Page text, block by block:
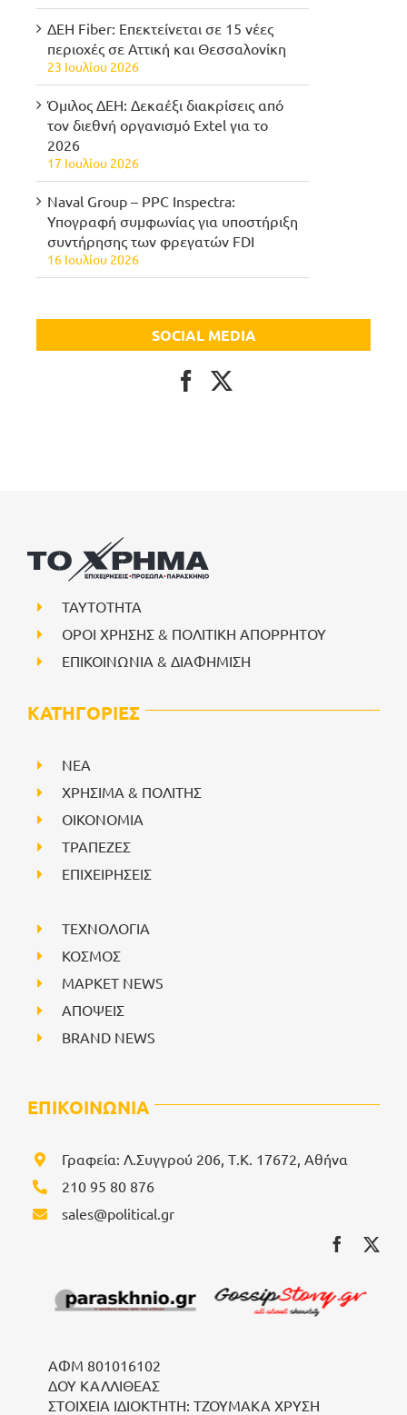
ΔΕΗ Fiber: Επεκτείνεται σε 15 νέες
περιοχές σε Αττική και Θεσσαλονίκη
23 Ιουλίου 2026
Όμιλος ΔΕΗ: Δεκαέξι διακρίσεις από
τον διεθνή οργανισμό Extel για το
2026
17 Ιουλίου 2026
Naval Group – PPC Inspectra:
Υπογραφή συμφωνίας για υποστήριξη
συντήρησης των φρεγατών FDI
16 Ιουλίου 2026
SOCIAL MEDIA
ΤΑΥΤΟΤΗΤΑ
ΟΡΟΙ ΧΡΗΣΗΣ & ΠΟΛΙΤΙΚΗ ΑΠΟΡΡΗΤΟΥ
ΕΠΙΚΟΙΝΩΝΙΑ & ΔΙΑΦΗΜΙΣΗ
ΚΑΤΗΓΟΡΙΕΣ
NEA
ΧΡΗΣΙΜΑ & ΠΟΛΙΤΗΣ
ΟΙΚΟΝΟΜΙΑ
ΤΡΑΠΕΖΕΣ
ΕΠΙΧΕΙΡΗΣΕΙΣ
ΤΕΧΝΟΛΟΓΙΑ
ΚΟΣΜΟΣ
ΜΑΡΚΕΤ NEWS
ΑΠΟΨΕΙΣ
BRAND NEWS
ΕΠΙΚΟΙΝΩΝΙΑ
Γραφεία: Λ.Συγγρού 206, Τ.Κ. 17672, Αθήνα
210 95 80 876
sales@political.gr
ΑΦΜ 801016102
ΔΟΥ ΚΑΛΛΙΘΕΑΣ
ΣΤΟΙΧΕΙΑ ΙΔΙΟΚΤΗΤΗ: ΤΖΟΥΜΑΚΑ ΧΡΥΣΗ